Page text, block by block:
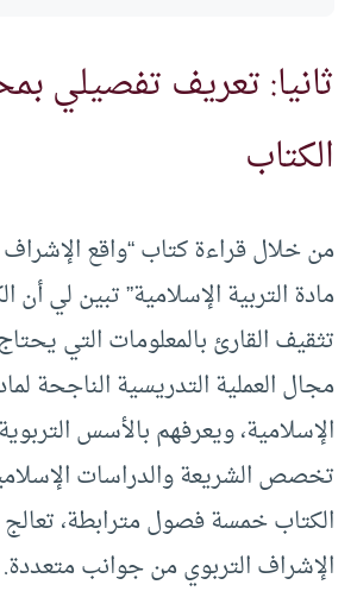
ثانيا: تعريف تفصيلي
الكتاب
من خلال قراءة كتاب “واقع
مادة التربية الإسلامية” تبين لي
تثقيف القارئ بالمعلومات التي
مجال العملية التدريسية الناجحة
الإسلامية، ويعرفهم بالأسس
تخصص الشريعة والدراسات
الكتاب خمسة فصول مترابطة،
الإشراف التربوي من جوانب متعددة.